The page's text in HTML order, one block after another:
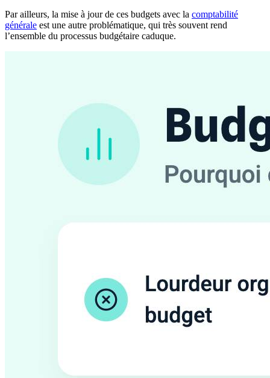
Par ailleurs, la mise à jour de ces budgets avec la comptabilité
générale est une autre problématique, qui très souvent rend
l’ensemble du processus budgétaire caduque.